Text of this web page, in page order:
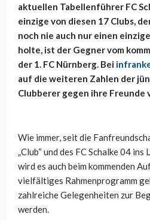
aktuellen Tabellenführer FC
einzige von diesen 17 Clubs,
noch nie auch nur einen
holte, ist der Gegner vom
der 1. FC Nürnberg. Bei
auf die weiteren Zahlen der
Clubberer gegen ihre Freunde
Wie immer, seit die
„Club“ und des FC Schalke 04
wird es auch beim kommenden
vielfältiges Rahmenprogramm
zahlreiche Gelegenheiten zur
werden.